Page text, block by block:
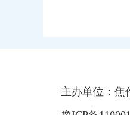
主办单位：焦